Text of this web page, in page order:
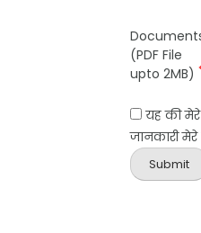
(PDF File
upto 2MB)
यह की मेरे
जानकारी